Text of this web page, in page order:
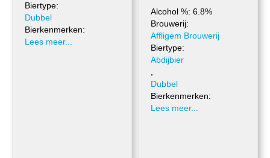
Biertype:
Dubbel
Bierkenmerken:
Lees meer...
Alcohol %: 6.8%
Brouwerij:
Affligem Brouwerij
Biertype:
Abdijbier
,
Dubbel
Bierkenmerken:
Lees meer...